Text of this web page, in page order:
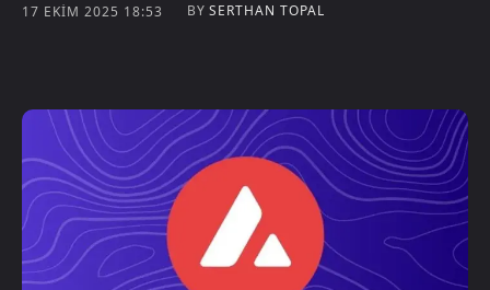
17 EKIM 2025 18:53 BY SERTHAN TOPAL